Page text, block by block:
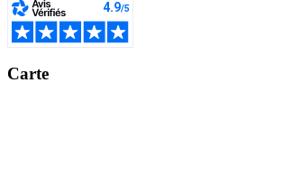
Carte